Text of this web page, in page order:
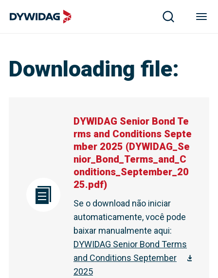
Downloading file:
DYWIDAG Senior Bond Te
rms and Conditions Septe
mber 2025 (DYWIDAG_Se
nior_Bond_Terms_and_C
onditions_September_20
25.pdf)
Se o download não iniciar
automaticamente, você pode
baixar manualmente aqui:
DYWIDAG Senior Bond Terms
and Conditions September
2025